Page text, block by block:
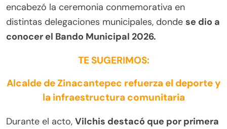
encabezó la ceremonia conmemorativa en
distintas delegaciones municipales, donde se dio a
conocer el Bando Municipal 2026.
TE SUGERIMOS:
Alcalde de Zinacantepec refuerza el deporte y
la infraestructura comunitaria
Durante el acto, Vilchis destacó que por primera